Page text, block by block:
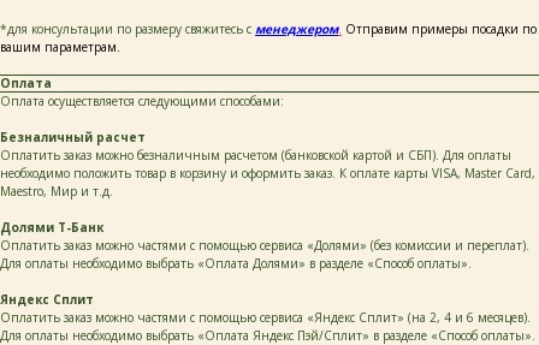
*для консультации по размеру свяжитесь с менеджером. Отправим примеры посадки по
вашим параметрам.
Оплата
Оплата осуществляется следующими способами:
Безналичный расчет
Оплатить заказ можно безналичным расчетом (банковской картой и СБП). Для оплаты
необходимо положить товар в корзину и оформить заказ. К оплате карты VISA, Master Card,
Maestro, Мир и т.д.
Долями Т-Банк
Оплатить заказ можно частями с помощью сервиса «Долями» (без комиссии и переплат).
Для оплаты необходимо выбрать «Оплата Долями» в разделе «Способ оплаты».
Яндекс Сплит
Оплатить заказ можно частями с помощью сервиса «Яндекс Сплит» (на 2, 4 и 6 месяцев).
Для оплаты необходимо выбрать «Оплата Яндекс Пэй/Сплит» в разделе «Способ оплаты».
ОСТАВЬТЕ СВОИ
ДАННЫЕ И МЫ СВЯЖЕМСЯ
С ВАМИ ДЛЯ КОНСУЛЬТАЦИИ:
каталог
о бренде